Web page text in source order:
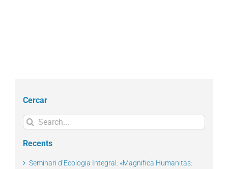
Cercar
Search
for:
Recents
Seminari d’Ecologia Integral: «Magnifica Humanitas: